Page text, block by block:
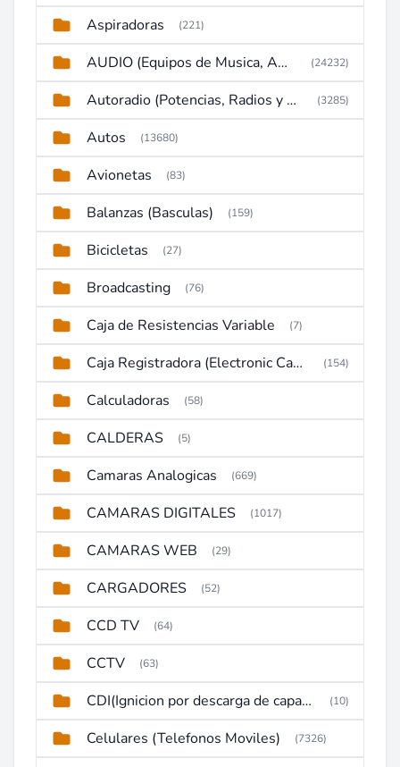
Aspiradoras (221)
AUDIO (Equipos de Musica, Amplificadores, Reproductores, Etc) (24232)
Autoradio (Potencias, Radios y DVD) (3285)
Autos (13680)
Avionetas (83)
Balanzas (Basculas) (159)
Bicicletas (27)
Broadcasting (76)
Caja de Resistencias Variable (7)
Caja Registradora (Electronic Cash Register) (154)
Calculadoras (58)
CALDERAS (5)
Camaras Analogicas (669)
CAMARAS DIGITALES (1017)
CAMARAS WEB (29)
CARGADORES (52)
CCD TV (64)
CCTV (63)
CDI(Ignicion por descarga de capacitor) (10)
Celulares (Telefonos Moviles) (7326)